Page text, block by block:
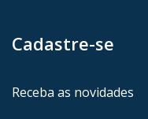
Cadastre-se
Receba as novidades